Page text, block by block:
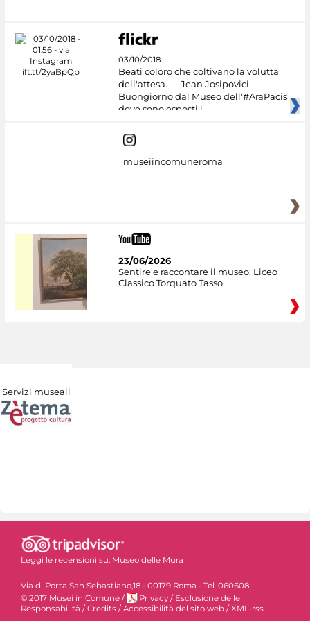
03/10/2018
Beati coloro che coltivano la voluttà
dell'attesa. — Jean Josipovici
Buongiorno dal Museo dell'#AraPacis
dove sono esposti i
museiincomuneroma
23/06/2026
Sentire e raccontare il museo: Liceo
Classico Torquato Tasso
Servizi museali
Leggi le recensioni su: Museo delle Mura
Via di Porta San Sebastiano,18 - 00179 Roma - Tel. 060608
© 2017 Musei in Comune / Privacy / Esclusione delle
Responsabilità / Credits / Accessibilità del sito web / XML-rss